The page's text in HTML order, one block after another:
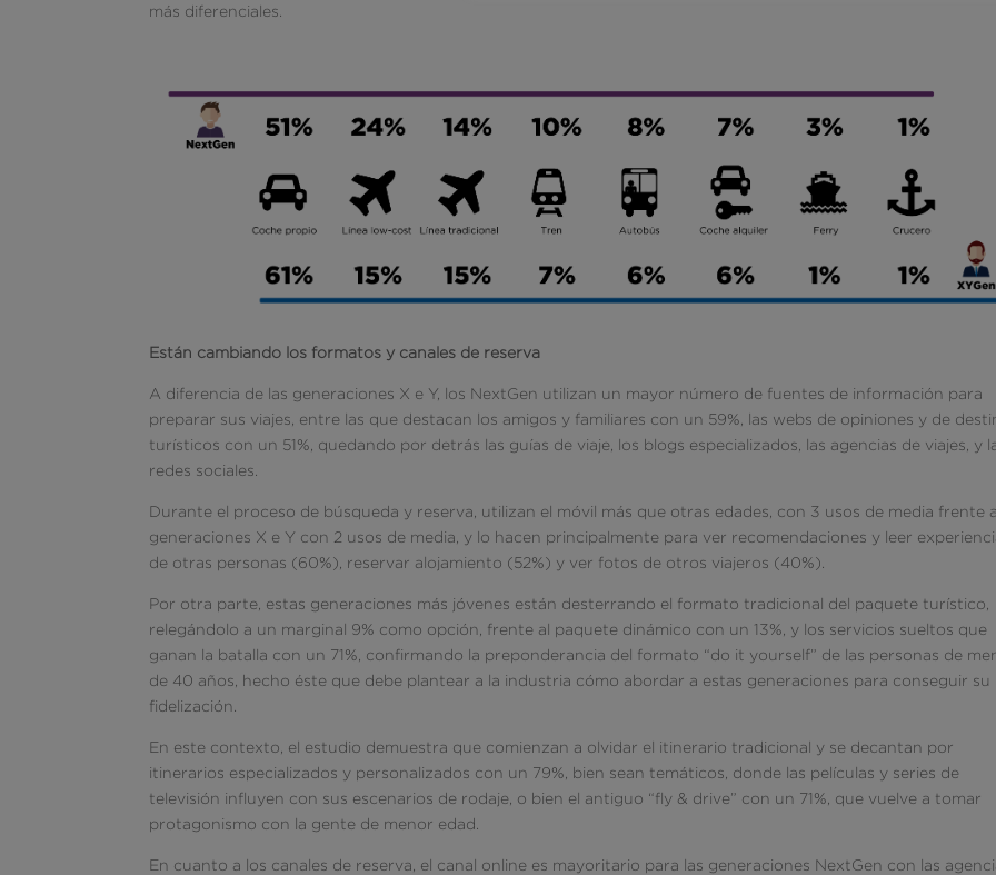
más diferenciales.
Están cambiando los formatos y canales de reserva
A diferencia de las generaciones X e Y, los NextGen utilizan un mayor número de fuentes de información para
preparar sus viajes, entre las que destacan los amigos y familiares con un 59%, las webs de opiniones y de
turísticos con un 51%, quedando por detrás las guías de viaje, los blogs especializados, las agencias de viajes, y
redes sociales.
Durante el proceso de búsqueda y reserva, utilizan el móvil más que otras edades, con 3 usos de media frente
generaciones X e Y con 2 usos de media, y lo hacen principalmente para ver recomendaciones y leer
de otras personas (60%), reservar alojamiento (52%) y ver fotos de otros viajeros (40%).
Por otra parte, estas generaciones más jóvenes están desterrando el formato tradicional del paquete turístico,
relegándolo a un marginal 9% como opción, frente al paquete dinámico con un 13%, y los servicios sueltos que
ganan la batalla con un 71%, confirmando la preponderancia del formato “do it yourself” de las personas de
de 40 años, hecho éste que debe plantear a la industria cómo abordar a estas generaciones para conseguir su
fidelización.
En este contexto, el estudio demuestra que comienzan a olvidar el itinerario tradicional y se decantan por
itinerarios especializados y personalizados con un 79%, bien sean temáticos, donde las películas y series de
televisión influyen con sus escenarios de rodaje, o bien el antiguo “fly & drive” con un 71%, que vuelve a tomar
protagonismo con la gente de menor edad.
En cuanto a los canales de reserva, el canal online es mayoritario para las generaciones NextGen con las